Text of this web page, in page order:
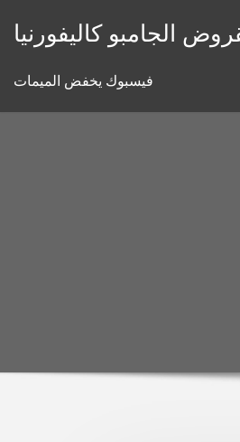
الجامبو كاليفورنيا
فيسبوك يخفض الميمات